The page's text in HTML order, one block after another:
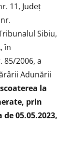
11, Județ
Sibiu,
, în
2006, a
Adunării
scoaterea la
prin
05.05.2023,